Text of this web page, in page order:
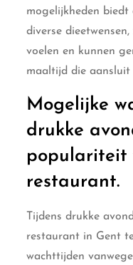
mogelijkheden
diverse
voelen en kunnen
maaltijd die aansluit
Mogelijke
drukke
populariteit
restaurant.
Tijdens drukke
restaurant in Gent
wachttijden